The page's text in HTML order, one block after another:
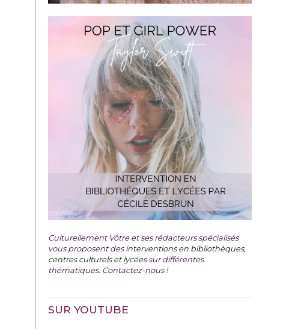
Culturellement Vôtre et ses rédacteurs spécialisés
vous proposent desinterventions en bibliothèques,
centres culturels et lycéessur différentes
thématiques. Contactez-nous !
SUR YOUTUBE